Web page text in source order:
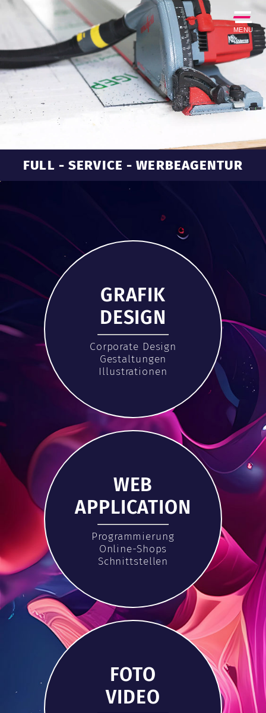
MENU
FULL - SERVICE - WERBEAGENTUR
GRAFIK
DESIGN
Corporate Design
Gestaltungen
Illustrationen
WEB
APPLICATION
Programmierung
Online-Shops
Schnittstellen
FOTO
VIDEO